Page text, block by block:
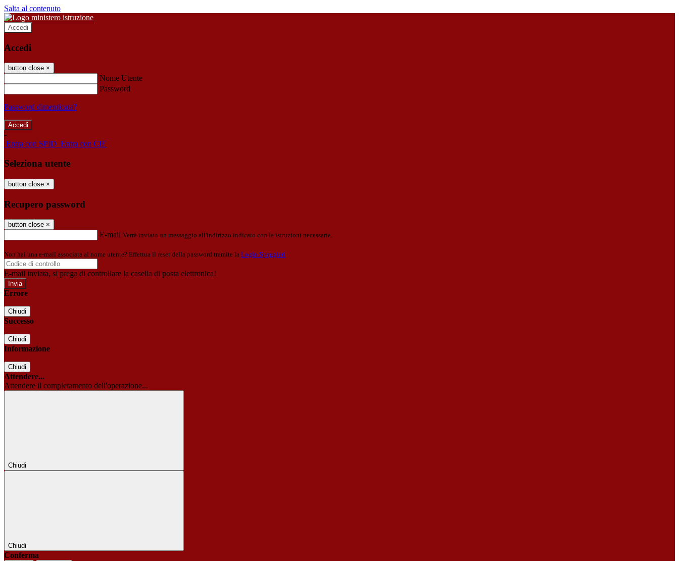
Salta al contenuto
Accedi
Accedi
button close ×
Nome Utente
Password
Password dimenticata?
-
Entra con SPID Entra con CIE
Seleziona utente
button close ×
Recupero password
button close ×
E-mail Verrà inviato un messaggio all'indirizzo indicato con le istruzioni necessarie.
Non hai una e-mail associata al nome utente? Effettua il reset della password tramite la Login Spaggiari
E-mail inviata, si prega di controllare la casella di posta elettronica!
Errore
Chiudi
Successo
Chiudi
Informazione
Chiudi
Attendere...
Attendere il completamento dell'operazione...
Chiudi
Chiudi
Conferma